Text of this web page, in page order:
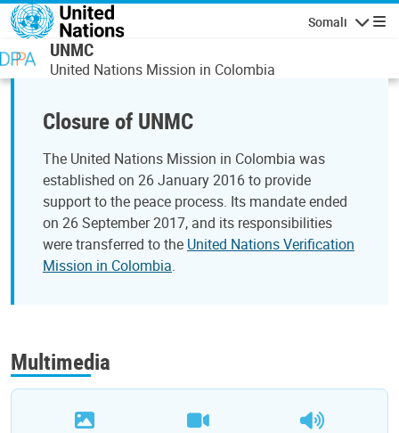
Skip to main content
Somali
UNMC
United Nations Mission in Colombia
Closure of UNMC
The United Nations Mission in Colombia was
established on 26 January 2016 to provide
support to the peace process. Its mandate ended
on 26 September 2017, and its responsibilities
were transferred to the United Nations Verification
Mission in Colombia.
Multimedia